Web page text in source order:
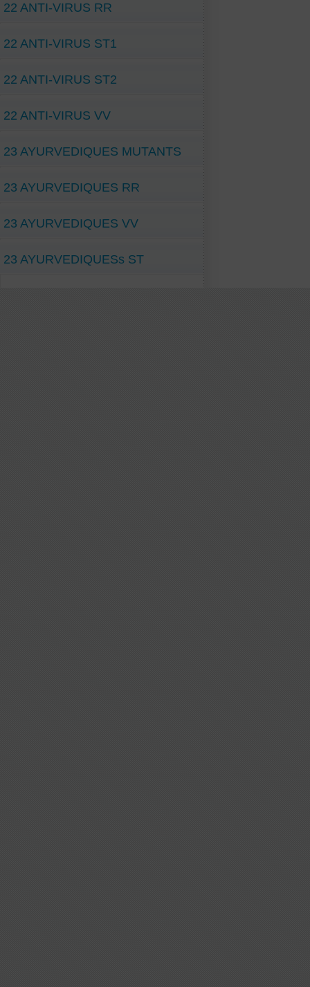
22 ANTI-VIRUS RR
22 ANTI-VIRUS ST1
22 ANTI-VIRUS ST2
22 ANTI-VIRUS VV
23 AYURVEDIQUES MUTANTS
23 AYURVEDIQUES RR
23 AYURVEDIQUES VV
23 AYURVEDIQUESs ST